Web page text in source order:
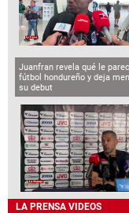
Juanfran revela qué le
fútbol hondureño y deja
su debut
LA PRENSA VIDEOS